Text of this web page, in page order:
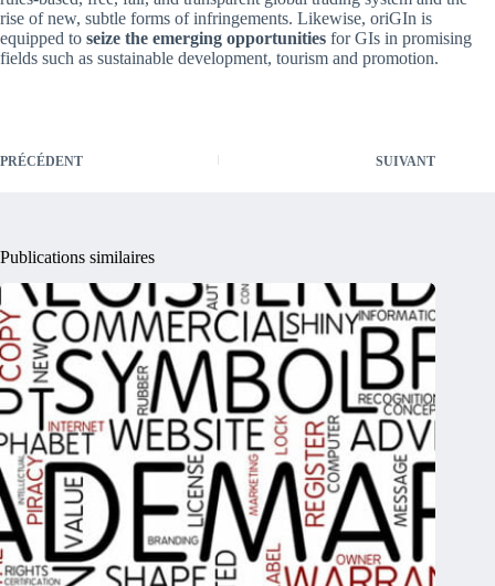
rise of new, subtle forms of infringements. Likewise, oriGIn is
equipped to seize the emerging opportunities for GIs in promising
fields such as sustainable development, tourism and promotion.
PRÉCÉDENT SUIVANT
Publications similaires